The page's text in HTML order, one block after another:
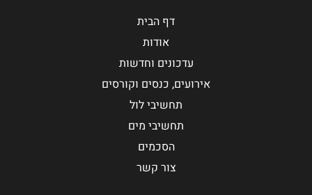
דף הבית
אודות
עדכונים וחדשות
אירועים, כנסים וקורסים
תחשיבי לול
תחשיבי מים
הסכמים
צור קשר